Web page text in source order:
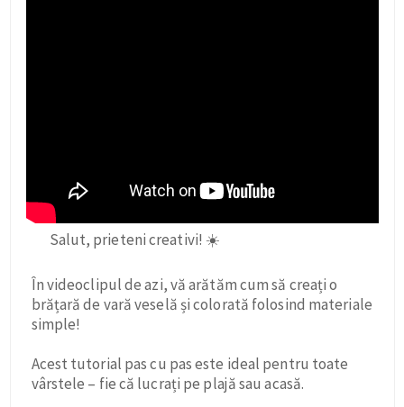
Salut, prieteni creativi! ☀️
În videoclipul de azi, vă arătăm cum să creați o
brățară de vară veselă și colorată folosind materiale
simple!
Acest tutorial pas cu pas este ideal pentru toate
vârstele – fie că lucrați pe plajă sau acasă.